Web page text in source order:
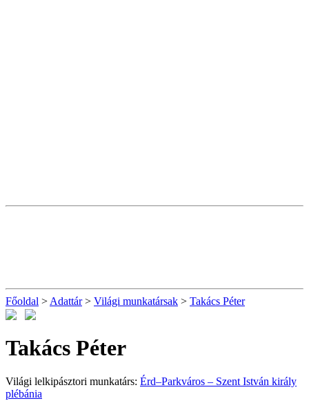
Főoldal > Adattár> Világi munkatársak > Takács Péter
Takács Péter
Világi lelkipásztori munkatárs: Érd–Parkváros – Szent István király
plébánia